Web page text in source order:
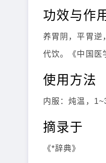
功效与作
养胃阴，平胃逆
代饮。《中国医
使用方法
内服：炖温，
摘录于
《*辞典》